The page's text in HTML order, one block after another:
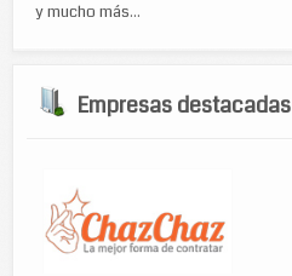
y mucho más...
Empresas destacadas